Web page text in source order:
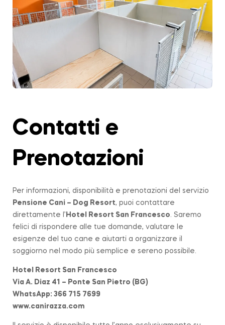
Contatti e
Prenotazioni
Per informazioni, disponibilità e prenotazioni del servizio
Pensione Cani – Dog Resort, puoi contattare
direttamente l’ Hotel Resort San Francesco . Saremo
felici di rispondere alle tue domande, valutare le
esigenze del tuo cane e aiutarti a organizzare il
soggiorno nel modo più semplice e sereno possibile.
Hotel Resort San Francesco
Via A. Diaz 41 – Ponte San Pietro (BG)
WhatsApp: 366 715 7699
www.canirazza.com